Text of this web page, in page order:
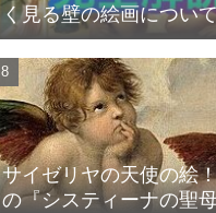
く見る壁の絵画につい
サイゼリヤの天使の絵
の『システィーナの聖